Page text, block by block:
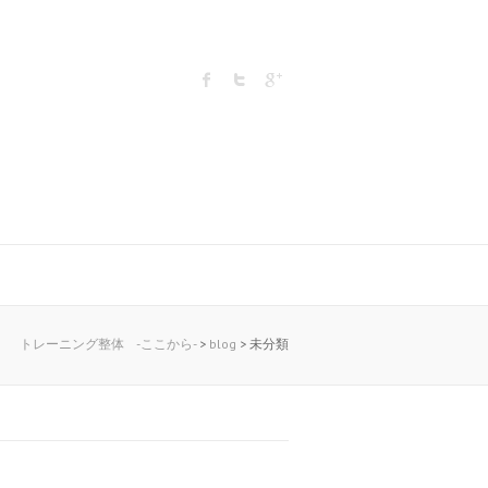
トレーニング整体 -ここから-> blog > 未分類